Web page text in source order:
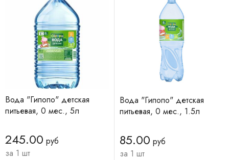
Вода "Гипопо" детская
питьевая, 0 мес., 5л
245.00 руб
за 1 шт
Вода "Гипопо" детская
питьевая, 0 мес., 1.5л
85.00 руб
за 1 шт